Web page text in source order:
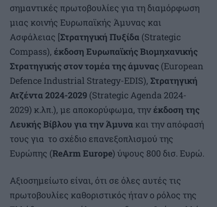
σημαντικές πρωτοβουλίες για τη διαμόρφωση
μιας κοινής Ευρωπαϊκής Άμυνας και
Ασφάλειας [Στρατηγική Πυξίδα (Strategic
Compass), έκδοση Ευρωπαϊκής Βιομηχανικής
Στρατηγικής στον τομέα της άμυνας (European
Defence Industrial Strategy-EDIS), Στρατηγική
Ατζέντα 2024-2029 (Strategic Agenda 2024-
2029) κ.λπ.), με αποκορύφωμα, την έκδοση της
Λευκής Βίβλου για την Άμυνα και την απόφασή
τους για το σχέδιο επανεξοπλισμού της
Ευρώπης (ReArm Europe) ύψους 800 δισ. Ευρώ.
Αξιοσημείωτο είναι, ότι σε όλες αυτές τις
πρωτοβουλίες καθοριστικός ήταν ο ρόλος της